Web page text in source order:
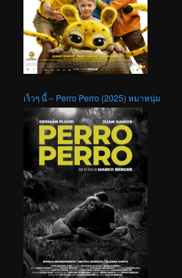
เร็วๆ นี้ – Perro Perro (2025) หมาหนุ่ม